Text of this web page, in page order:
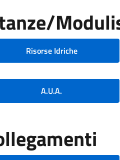
Risorse Idriche
A.U.A.